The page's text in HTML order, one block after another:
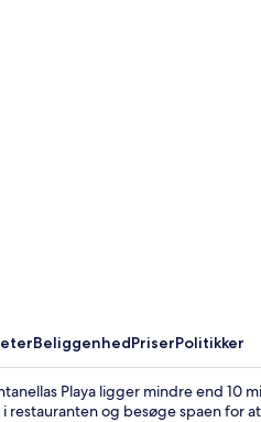
BeliggenhedPriserPolitikker
Playa ligger mindre end 10
i restauranten og besøge spaen for